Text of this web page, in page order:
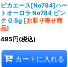
ピカエース[No784]ハー
トオーロラ No784 ピン
ク 0.5g [お取り寄せ商
品]
495円(税込)
カートに入れる